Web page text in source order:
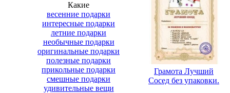
Какие
весенние подарки
интересные подарки
летние подарки
необычные подарки
оригинальные подарки
полезные подарки
прикольные подарки
смешные подарки
удивительные вещи
Грамота Лучший
Сосед без упаковки.